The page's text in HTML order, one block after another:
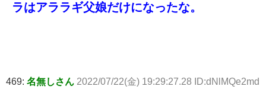
ラはアララギ父娘だけになったな。
469: 名無しさん 2022/07/22(金) 19:29:27.28 ID:dNlMQe2md